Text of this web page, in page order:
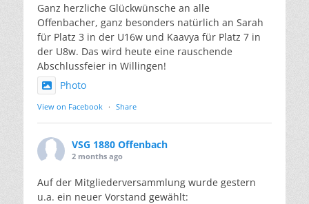
Ganz herzliche Glückwünsche an alle
Offenbacher, ganz besonders natürlich an Sarah
für Platz 3 in der U16w und Kaavya für Platz 7 in
der U8w. Das wird heute eine rauschende
Abschlussfeier in Willingen!
Photo
View on Facebook · Share
VSG 1880 Offenbach
2 months ago
Auf der Mitgliederversammlung wurde gestern
u.a. ein neuer Vorstand gewählt: